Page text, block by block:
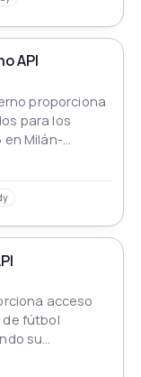
API
proporciona
para los
en Milán-
para
acceso
fútbol
su
a los usuarios